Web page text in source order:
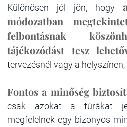
Különösen jól jön, hogy
módozatban
felbontásnak
tájékozódást tesz
tervezésnél vagy a
Fontos a minőség
csak azokat a túrákat
megfelelnek egy bizonyos